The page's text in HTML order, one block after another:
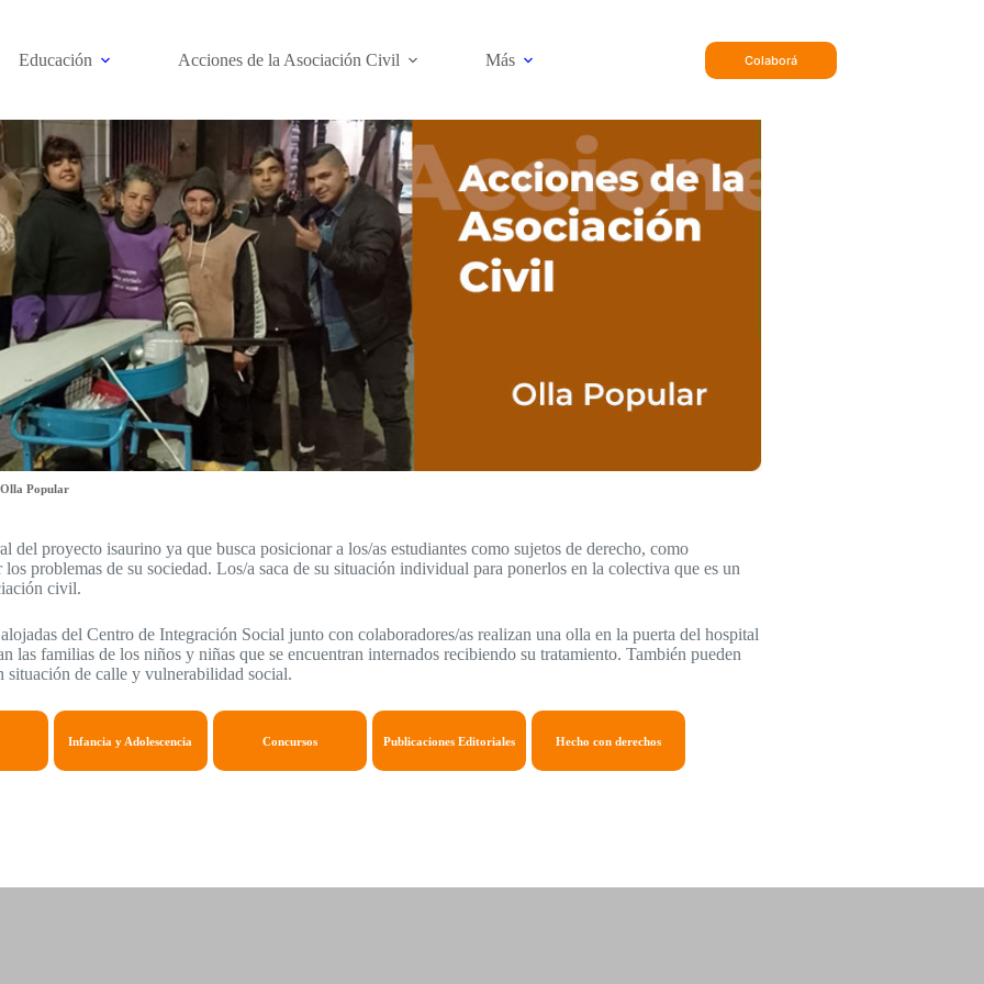
Educación Acciones de la Asociación Civil Más Colaborá
Olla Popular
del proyecto isaurino ya que busca posicionar a los/as estudiantes como sujetos de derecho, como
problemas de su sociedad. Los/a saca de su situación individual para ponerlos en la colectiva que es un
civil.
del Centro de Integración Social junto con colaboradores/as realizan una olla en la puerta del hospital
las familias de los niños y niñas que se encuentran internados recibiendo su tratamiento. También pueden
situación de calle y vulnerabilidad social.
Infancia y Adolescencia Concursos Publicaciones Editoriales Hecho con derechos